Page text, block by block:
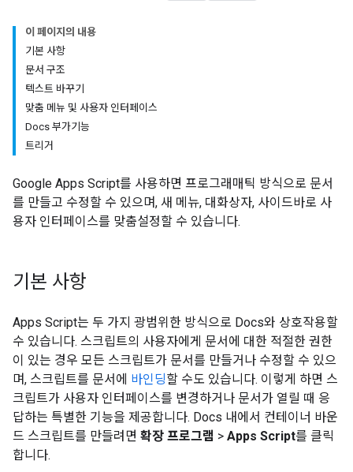
이 페이지의 내용
기본 사항
문서 구조
텍스트 바꾸기
맞춤 메뉴 및 사용자 인터페이스
Docs 부가기능
트리거
Google Apps Script를 사용하면 프로그래매틱 방식으로 문서
를 만들고 수정할 수 있으며, 새 메뉴, 대화상자, 사이드바로 사
용자 인터페이스를 맞춤설정할 수 있습니다.
기본 사항
Apps Script는 두 가지 광범위한 방식으로 Docs와 상호작용할
수 있습니다. 스크립트의 사용자에게 문서에 대한 적절한 권한
이 있는 경우 모든 스크립트가 문서를 만들거나 수정할 수 있으
며, 스크립트를 문서에 바인딩할 수도 있습니다. 이렇게 하면 스
크립트가 사용자 인터페이스를 변경하거나 문서가 열릴 때 응
답하는 특별한 기능을 제공합니다. Docs 내에서 컨테이너 바운
드 스크립트를 만들려면 확장 프로그램 > Apps Script를 클릭
합니다.